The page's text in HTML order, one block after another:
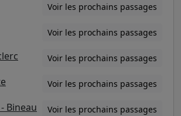
Voir les prochains passages
Voir les prochains passages
Voir les prochains passages
Voir les prochains passages
Bineau Voir les prochains passages